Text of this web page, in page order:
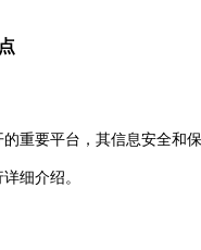
重要平台，其信息安全和
细介绍。